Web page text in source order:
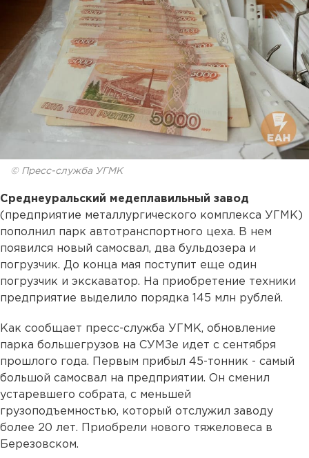
© Пресс-служба УГМК
Среднеуральский медеплавильный завод
(предприятие металлургического комплекса УГМК)
пополнил парк автотранспортного цеха. В нем
появился новый самосвал, два бульдозера и
погрузчик. До конца мая поступит еще один
погрузчик и экскаватор. На приобретение техники
предприятие выделило порядка 145 млн рублей.
Как сообщает пресс-служба УГМК, обновление
парка большегрузов на СУМЗе идет с сентября
прошлого года. Первым прибыл 45-тонник - самый
большой самосвал на предприятии. Он сменил
устаревшего собрата, с меньшей
грузоподъемностью, который отслужил заводу
более 20 лет. Приобрели нового тяжеловеса в
Березовском.